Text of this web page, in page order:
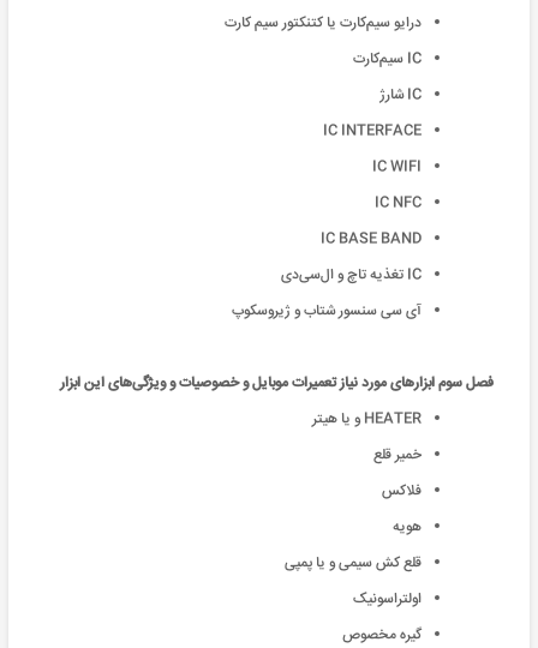
درایو سیم‌کارت یا کتنکتور سیم کارت
IC سیم‌کارت
IC شارژ
IC INTERFACE
IC WIFI
IC NFC
IC BASE BAND
IC تغذیه تاچ و ال‌سی‌دی
آی سی سنسور شتاب و ژیروسکوپ
فصل سوم ابزار‌های مورد نیاز تعمیرات موبایل و خصوصیات و ویژگی‌های این ابزار
HEATER و یا هیتر
خمیر قلع
فلاکس
هویه
قلع کش سیمی و یا پمپی
اولتراسونیک
گیره مخصوص